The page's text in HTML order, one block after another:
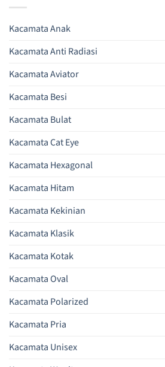
Kacamata Anak
Kacamata Anti Radiasi
Kacamata Aviator
Kacamata Besi
Kacamata Bulat
Kacamata Cat Eye
Kacamata Hexagonal
Kacamata Hitam
Kacamata Kekinian
Kacamata Klasik
Kacamata Kotak
Kacamata Oval
Kacamata Polarized
Kacamata Pria
Kacamata Unisex